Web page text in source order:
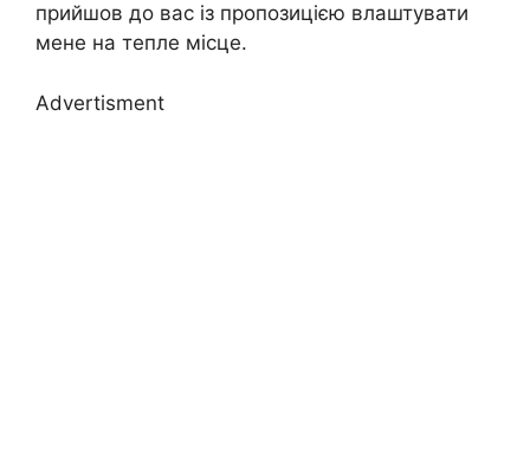
прийшов до вас із пропозицією влаштувати
мене на тепле місце.
Advertisment